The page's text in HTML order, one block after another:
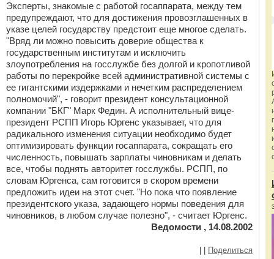
Эксперты, знакомые с работой госаппарата, между тем
предупреждают, что для достижения провозглашенных в
указе целей государству предстоит еще многое сделать.
"Вряд ли можно повысить доверие общества к
государственным институтам и исключить
злоупотребления на госслужбе без долгой и кропотливой
работы по перекройке всей административной системы с
ее гигантскими издержками и нечетким распределением
полномочий", - говорит президент консультационной
компании "БКГ" Марк Федин. А исполнительный вице-
президент РСПП Игорь Юргенс указывает, что для
радикального изменения ситуации необходимо будет
оптимизировать функции госаппарата, сокращать его
численность, повышать зарплаты чиновникам и делать
все, чтобы поднять авторитет госслужбы. РСПП, по
словам Юргенса, сам готовится в скором времени
предложить идеи на этот счет. "Но пока что появление
президентского указа, задающего нормы поведения для
чиновников, в любом случае полезно", - считает Юргенс.
Ведомости , 14.08.2002
Поделиться